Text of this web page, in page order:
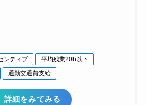
ンティブ
平均残業20h以下
通勤交通費支給
詳細をみてみる